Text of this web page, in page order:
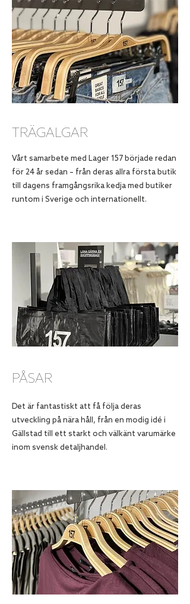
TRÄGALGAR
Vårt samarbete med Lager 157 började redan
för 24 år sedan – från deras allra första butik
till dagens framgångsrika kedja med butiker
runtom i Sverige och internationellt.
PÅSAR
Det är fantastiskt att få följa deras
utveckling på nära håll, från en modig idé i
Gällstad till ett starkt och välkänt varumärke
inom svensk detaljhandel.